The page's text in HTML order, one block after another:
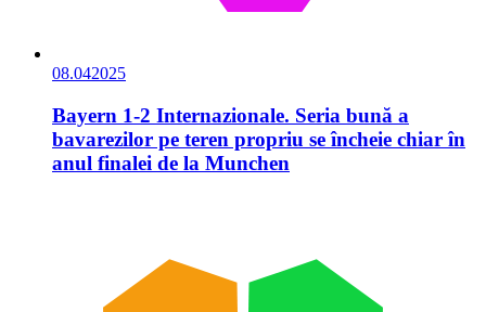
08.042025
Bayern 1-2 Internazionale. Seria bună a
bavarezilor pe teren propriu se încheie chiar în
anul finalei de la Munchen